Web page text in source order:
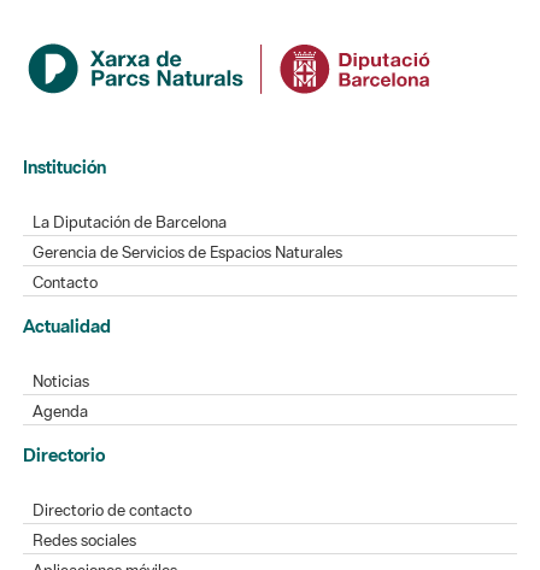
Institución
La Diputación de Barcelona
Gerencia de Servicios de Espacios Naturales
Contacto
Actualidad
Noticias
Agenda
Directorio
Directorio de contacto
Redes sociales